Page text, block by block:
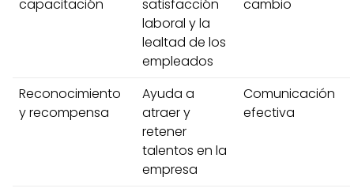
capacitación
satisfacción
laboral y la
lealtad de los
empleados
cambio
Reconocimiento
y recompensa
Ayuda a
atraer y
retener
talentos en la
empresa
Comunicación
efectiva